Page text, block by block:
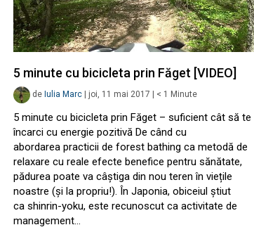
5 minute cu bicicleta prin Făget [VIDEO]
de Iulia Marc joi, 11 mai 2017 < 1 Minute
5 minute cu bicicleta prin Făget – suficient cât să te
încarci cu energie pozitivă De când cu
abordarea practicii de forest bathing ca metodă de
relaxare cu reale efecte benefice pentru sănătate,
pădurea poate va câștiga din nou teren în viețile
noastre (și la propriu!). În Japonia, obiceiul știut
ca shinrin-yoku, este recunoscut ca activitate de
management…